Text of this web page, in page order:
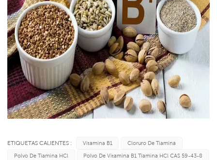
ETIQUETAS CALIENTES : Vitamina B1
Cloruro De Tiamina
Polvo De Tiamina HCl
Polvo De Vitamina B1 Tiamina HCl CAS 59-43-8